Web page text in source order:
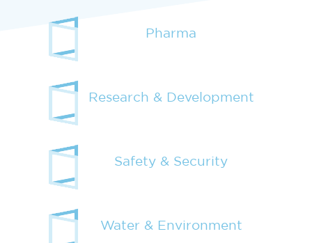
Pharma
Research & Development
Safety & Security
Water & Environment